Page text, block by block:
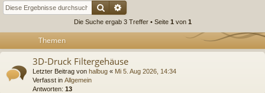
riff Suche
Die Suche ergab 3 Treffer • Seite 1 von 1
Themen
3D-Druck Filtergehäuse
Letzter Beitrag von halbug « Mi 5. Aug 2026, 14:34
Verfasst in Allgemein
Antworten: 13